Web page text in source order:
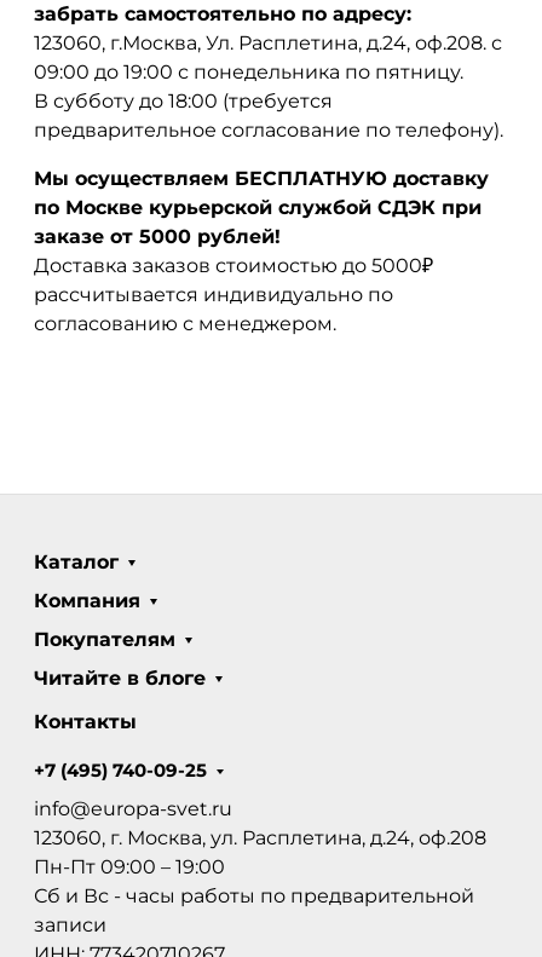
забрать самостоятельно по адресу:
123060, г.Москва, Ул. Расплетина, д.24, оф.208. с
09:00 до 19:00 с понедельника по пятницу.
В субботу до 18:00 (требуется
предварительное согласование по телефону).
Мы осуществляем БЕСПЛАТНУЮ доставку
по Москве курьерской службой СДЭК при
заказе от 5000 рублей!
Доставка заказов стоимостью до 5000₽
рассчитывается индивидуально по
согласованию с менеджером.
Каталог
Компания
Покупателям
Читайте в блоге
Контакты
+7 (495) 740-09-25
info@europa-svet.ru
123060, г. Москва, ул. Расплетина, д.24, оф.208
Пн-Пт 09:00 – 19:00
Сб и Вс - часы работы по предварительной
записи